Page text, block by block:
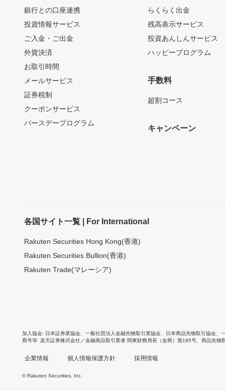
銀行との口座連携
投資情報サービス
ご入金・ご出金
外貨決済
お取引時間
メールサービス
証券税制
クーポンサービス
バースデープログラム
らくらく出金
残高表示サービス
投資あんしんサービス
ハッピープログラム
手数料
超割コース
キャンペーン
各国サイト一覧 | For International
Rakuten Securities Hong Kong(香港)
Rakuten Securities Bullion(香港)
Rakuten Trade(マレーシア)
加入協会 日本証券業協会 一般社団法人金融先物取引業協会 日本商品先物取引協会
商号等 楽天証券株式会社／金融商品取引業者 関東財務局長（金商）第195号、商品先物
企業情報 個人情報保護方針 採用情報
© Rakuten Securities, Inc.